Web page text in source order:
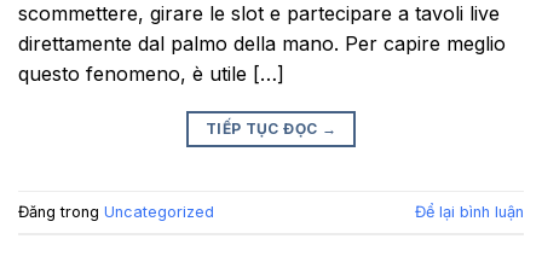
scommettere, girare le slot e partecipare a tavoli live
direttamente dal palmo della mano. Per capire meglio
questo fenomeno, è utile […]
TIẾP TỤC ĐỌC →
Đăng trong Uncategorized Để lại bình luận